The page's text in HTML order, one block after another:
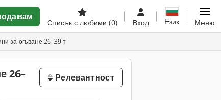
Списък с любими (0) Вход Език Меню
за огъване 26–39 т
26–
Релевантност